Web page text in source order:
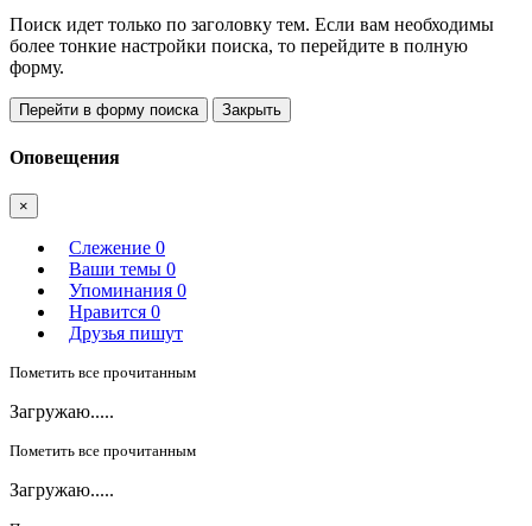
Поиск идет только по заголовку тем. Если вам необходимы
более тонкие настройки поиска, то перейдите в полную
форму.
Перейти в форму поиска Закрыть
Оповещения
×
Слежение 0
Ваши темы 0
Упоминания 0
Нравится 0
Друзья пишут
Пометить все прочитанным
Загружаю.....
Пометить все прочитанным
Загружаю.....